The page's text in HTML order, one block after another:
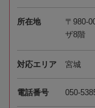
所在地
〒980-
ザ8階
対応エリア 宮城
電話番号 050-